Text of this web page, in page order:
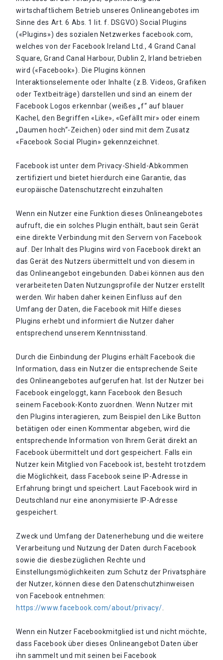
wirtschaftlichem Betrieb unseres Onlineangebotes im
Sinne des Art. 6 Abs. 1 lit. f. DSGVO) Social Plugins
(«Plugins») des sozialen Netzwerkes facebook.com,
welches von der Facebook Ireland Ltd., 4 Grand Canal
Square, Grand Canal Harbour, Dublin 2, Irland betrieben
wird («Facebook»). Die Plugins können
Interaktionselemente oder Inhalte (z.B. Videos, Grafiken
oder Textbeiträge) darstellen und sind an einem der
Facebook Logos erkennbar (weißes „f“ auf blauer
Kachel, den Begriffen «Like», «Gefällt mir» oder einem
„Daumen hoch“-Zeichen) oder sind mit dem Zusatz
«Facebook Social Plugin» gekennzeichnet.
Facebook ist unter dem Privacy-Shield-Abkommen
zertifiziert und bietet hierdurch eine Garantie, das
europäische Datenschutzrecht einzuhalten
Wenn ein Nutzer eine Funktion dieses Onlineangebotes
aufruft, die ein solches Plugin enthält, baut sein Gerät
eine direkte Verbindung mit den Servern von Facebook
auf. Der Inhalt des Plugins wird von Facebook direkt an
das Gerät des Nutzers übermittelt und von diesem in
das Onlineangebot eingebunden. Dabei können aus den
verarbeiteten Daten Nutzungsprofile der Nutzer erstellt
werden. Wir haben daher keinen Einfluss auf den
Umfang der Daten, die Facebook mit Hilfe dieses
Plugins erhebt und informiert die Nutzer daher
entsprechend unserem Kenntnisstand.
Durch die Einbindung der Plugins erhält Facebook die
Information, dass ein Nutzer die entsprechende Seite
des Onlineangebotes aufgerufen hat. Ist der Nutzer bei
Facebook eingeloggt, kann Facebook den Besuch
seinem Facebook-Konto zuordnen. Wenn Nutzer mit
den Plugins interagieren, zum Beispiel den Like Button
betätigen oder einen Kommentar abgeben, wird die
entsprechende Information von Ihrem Gerät direkt an
Facebook übermittelt und dort gespeichert. Falls ein
Nutzer kein Mitglied von Facebook ist, besteht trotzdem
die Möglichkeit, dass Facebook seine IP-Adresse in
Erfahrung bringt und speichert. Laut Facebook wird in
Deutschland nur eine anonymisierte IP-Adresse
gespeichert.
Zweck und Umfang der Datenerhebung und die weitere
Verarbeitung und Nutzung der Daten durch Facebook
sowie die diesbezüglichen Rechte und
Einstellungsmöglichkeiten zum Schutz der Privatsphäre
der Nutzer, können diese den Datenschutzhinweisen
von Facebook entnehmen:
https://www.facebook.com/about/privacy/
Wenn ein Nutzer Facebookmitglied ist und nicht möchte,
dass Facebook über dieses Onlineangebot Daten über
ihn sammelt und mit seinen bei Facebook